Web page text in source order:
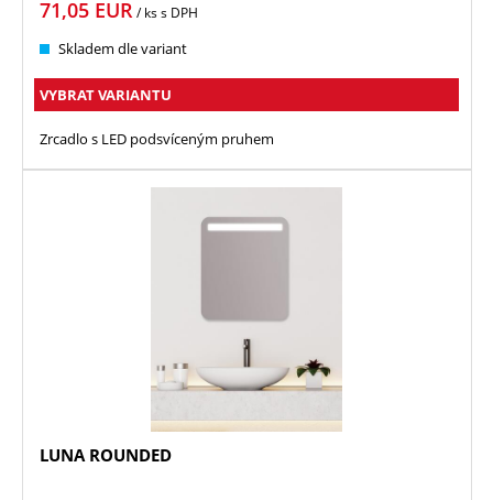
71,05 EUR/ kss DPH
Skladem dle variant
VYBRAT VARIANTU
Zrcadlo s LED podsvíceným pruhem
LUNA ROUNDED